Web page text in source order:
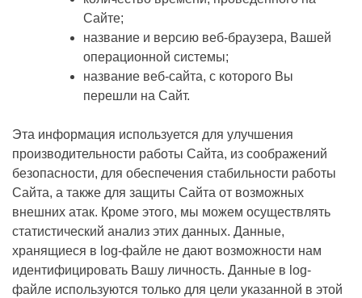
Сайте;
название и версию веб-браузера, Вашей
операционной системы;
название веб-сайта, с которого Вы
перешли на Сайт.
Эта информация используется для улучшения
производительности работы Сайта, из соображений
безопасности, для обеспечения стабильности работы
Сайта, а также для защиты Сайта от возможных
внешних атак. Кроме этого, мы можем осуществлять
статистический анализ этих данных. Данные,
хранящиеся в log-файле не дают возможности нам
идентифицировать Вашу личность. Данные в log-
файле используются только для цели указанной в этой